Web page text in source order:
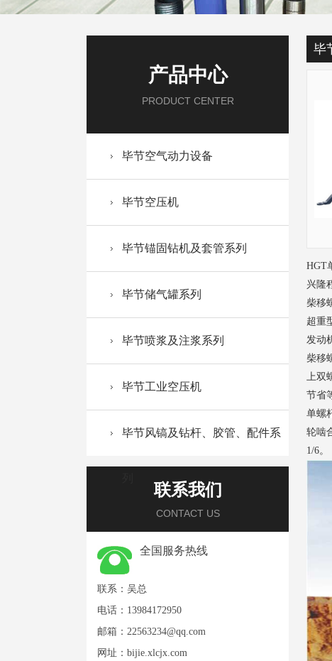
产品中心
PRODUCT CENTER
毕节空气动力设备
毕节空压机
毕节锚固钻机及套管系列
毕节储气罐系列
毕节喷浆及注浆系列
毕节工业空压机
毕节风镐及钻杆、胶管、配件系
联系我们
CONTACT US
全国服务热线
联系：吴总
电话：13984172950
邮箱： 22563234@qq.com
网址： bijie.xlcjx.com
毕
HGT
兴隆
柴移
超重
发动
柴移
上双
节省
单螺
轮啮
1/6。